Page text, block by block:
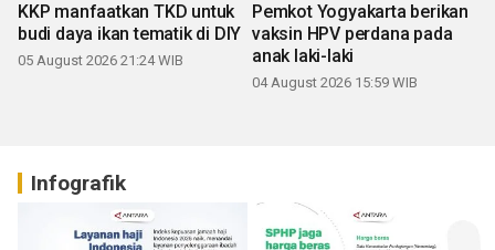
KKP manfaatkan TKD untuk
budi daya ikan tematik di DIY
05 August 2026 21:24 WIB
Pemkot Yogyakarta berikan
vaksin HPV perdana pada
anak laki-laki
04 August 2026 15:59 WIB
Infografik